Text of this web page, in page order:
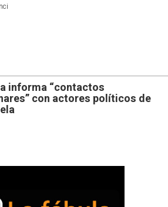
informa “contactos
con actores políticos de